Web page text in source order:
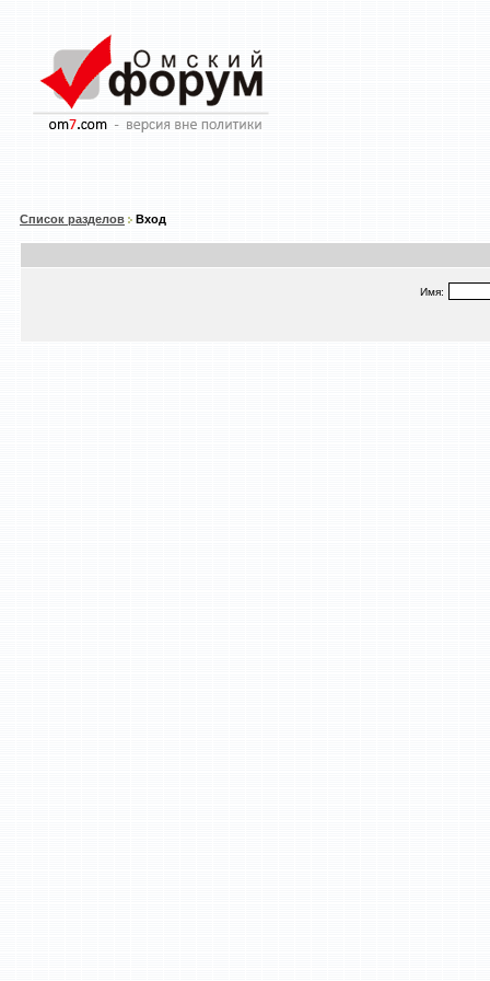
Список разделов Вход
Имя: